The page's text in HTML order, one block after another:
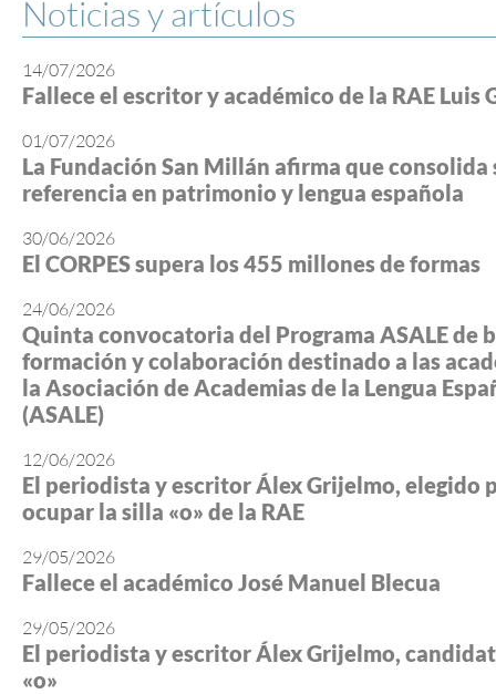
Noticias y artículos
14/07/2026
Fallece el escritor y académico de la RAE Luis
01/07/2026
La Fundación San Millán afirma que consolida
referencia en patrimonio y lengua española
30/06/2026
El CORPES supera los 455 millones de formas
24/06/2026
Quinta convocatoria del Programa ASALE de
formación y colaboración destinado a las
la Asociación de Academias de la Lengua
(ASALE)
12/06/2026
El periodista y escritor Álex Grijelmo, elegido
ocupar la silla «o» de la RAE
29/05/2026
Fallece el académico José Manuel Blecua
29/05/2026
El periodista y escritor Álex Grijelmo,
«o»